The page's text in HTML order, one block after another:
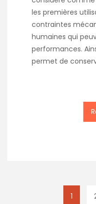
les premières
contraintes
humaines qui
performances.
permet de
1